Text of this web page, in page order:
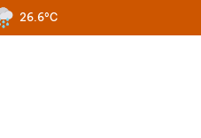
26.6°C